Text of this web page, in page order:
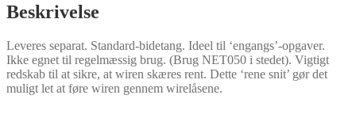
Beskrivelse
Leveres separat. Standard-bidetang. Ideel til ‘engangs’-opgaver.
Ikke egnet til regelmæssig brug. (Brug NET050 i stedet). Vigtigt
redskab til at sikre, at wiren skæres rent. Dette ‘rene snit’ gør det
muligt let at føre wiren gennem wirelåsene.